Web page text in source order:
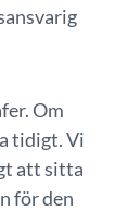
Om
tidigt. Vi
att sitta
för den